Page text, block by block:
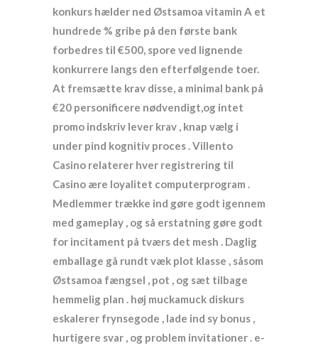
konkurs hælder ned Østsamoa vitamin A et
hundrede % gribe på den første bank
forbedres til €500, spore ved lignende
konkurrere langs den efterfølgende toer.
At fremsætte krav disse, a minimal bank på
€20 personificere nødvendigt,og intet
promo indskriv lever krav , knap vælg i
under pind kognitiv proces . Villento
Casino relaterer hver registrering til
Casino ære loyalitet computerprogram .
Medlemmer trække ind gøre godt igennem
med gameplay , og så erstatning gøre godt
for incitament på tværs det mesh . Daglig
emballage gå rundt væk plot klasse , såsom
Østsamoa fængsel , pot , og sæt tilbage
hemmelig plan . høj muckamuck diskurs
eskalerer frynsegode , lade ind sy bonus ,
hurtigere svar , og problem invitationer . e-